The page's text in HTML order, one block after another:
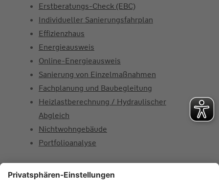
Erstberatungs-Check (EBC)
Individueller Sanierungsfahrplan
Effizienzhaus
Energieausweis
Online-Energieausweis
Sanierung von Einzelmaßnahmen
Fachplanung und Baubegleitung
Heizlastberechnung / Hydraulischer
Abgleich
Nichtwohngebäude
Portfolioanalyse